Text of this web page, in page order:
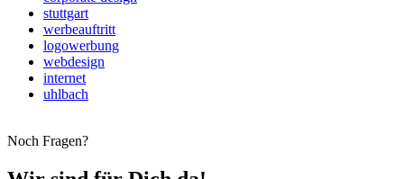
stuttgart
werbeauftritt
logowerbung
webdesign
internet
uhlbach
Noch Fragen?